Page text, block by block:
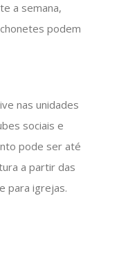
a semana,
podem
nas unidades
sociais e
pode ser até
a partir das
para igrejas.